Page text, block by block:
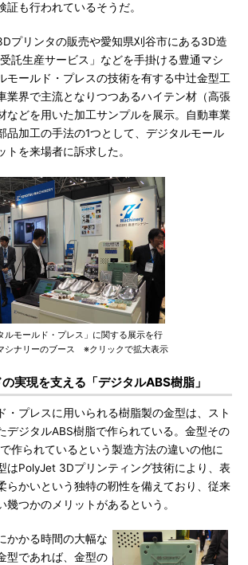
証も行われているそうだ。
プリンタの販売や愛知県刈谷市にある3D造
託生産サービス」などを手掛ける豊通マシ
モールド・プレスの技術を有する中辻金型工
業界で主流となりつつあるハイテン材（高張
などを用いた加工サンプルを展示。自動車業
品加工の手法の1つとして、デジタルモール
トを来場者に訴求した。
ルモールド・プレス」に関する展示を行
シナリーのブース ※クリックで拡大表示
実現を支える「デジタルABS樹脂」
プレスに用いられる樹脂製の金型は、スト
デジタルABS樹脂で作られている。金型その
作られているという製造方法の違いの他に
はPolyJet 3Dプリンティング技術により、表
らかいという独特の靭性を備えており、従来
幾つかのメリットがあるという。
かかる時間の大幅な
型であれば、金型の